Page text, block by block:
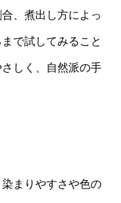
、煮出し方によっ
で試してみること
しく、自然派の手
まりやすさや色の